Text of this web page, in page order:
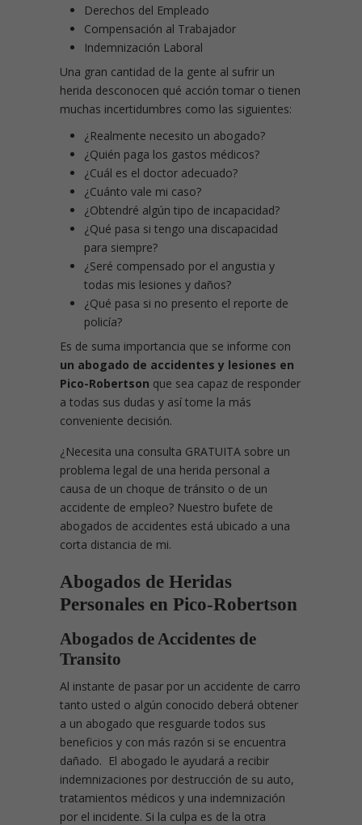
Derechos del Empleado
Compensación al Trabajador
Indemnización Laboral
Una gran cantidad de la gente al sufrir un
herida desconocen qué acción tomar o tienen
muchas incertidumbres como las siguientes:
¿Realmente necesito un abogado?
¿Quién paga los gastos médicos?
¿Cuál es el doctor adecuado?
¿Cuánto vale mi caso?
¿Obtendré algún tipo de incapacidad?
¿Qué pasa si tengo una discapacidad
para siempre?
¿Seré compensado por el angustia y
todas mis lesiones y daños?
¿Qué pasa si no presento el reporte de
policía?
Es de suma importancia que se informe con
un abogado de accidentes y lesiones en
Pico-Robertson que sea capaz de responder
a todas sus dudas y así tome la más
conveniente decisión.
¿Necesita una consulta GRATUITA sobre un
problema legal de una herida personal a
causa de un choque de tránsito o de un
accidente de empleo? Nuestro bufete de
abogados de accidentes está ubicado a una
corta distancia de mi.
Abogados de Heridas
Personales en Pico-Robertson
Abogados de Accidentes de
Transito
Al instante de pasar por un accidente de carro
tanto usted o algún conocido deberá obtener
a un abogado que resguarde todos sus
beneficios y con más razón si se encuentra
dañado. El abogado le ayudará a recibir
indemnizaciones por destrucción de su auto,
tratamientos médicos y una indemnización
por el incidente. Si la culpa es de la otra